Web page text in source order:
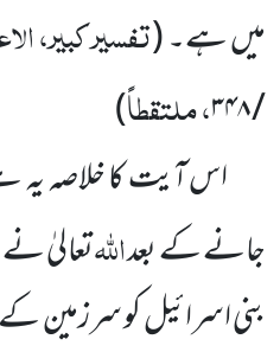
میں ہے۔(تفسیر کبیر،
/۳۴۸، ملتقطاً)
اس آیت کا خلاصہ
جانے کے بعداللہتعالیٰ
بنی اسرائیلکو سرزمین